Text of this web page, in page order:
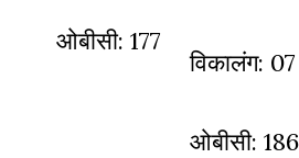
ओबीसी: 177
विकालंग: 07
ओबीसी: 186